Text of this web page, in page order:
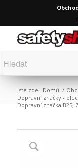
Obchod
Jste zde: Domů /
Dopravní značky -
Dopravní značka B25,